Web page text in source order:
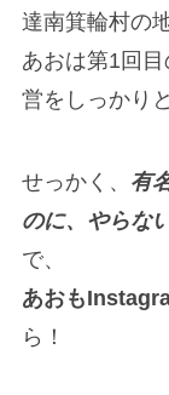
達南箕輪村の
あおは第1回
営をしっかり
せっかく、 有
のに、やらな
で、
あおも
ら！